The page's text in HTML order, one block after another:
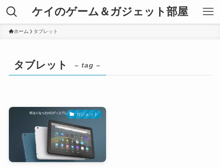
ケイのゲーム＆ガジェット部屋
ホーム タブレット
タブレット – tag –
ガジェット